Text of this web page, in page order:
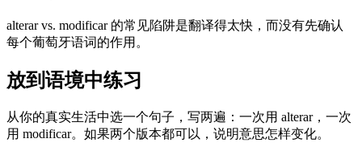
alterar vs. modificar 的常见陷阱是翻译得太快，而没有先确认
每个葡萄牙语词的作用。
放到语境中练习
从你的真实生活中选一个句子，写两遍：一次用 alterar，一次
用 modificar。如果两个版本都可以，说明意思怎样变化。